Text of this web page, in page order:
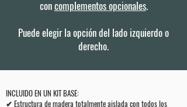
concomplementos opcionales.
Puede elegir la opción del lado izquierdo o
derecho.
INCLUIDO EN UN KIT BASE:
✔ Estructura de madera totalmente aislada con todos los